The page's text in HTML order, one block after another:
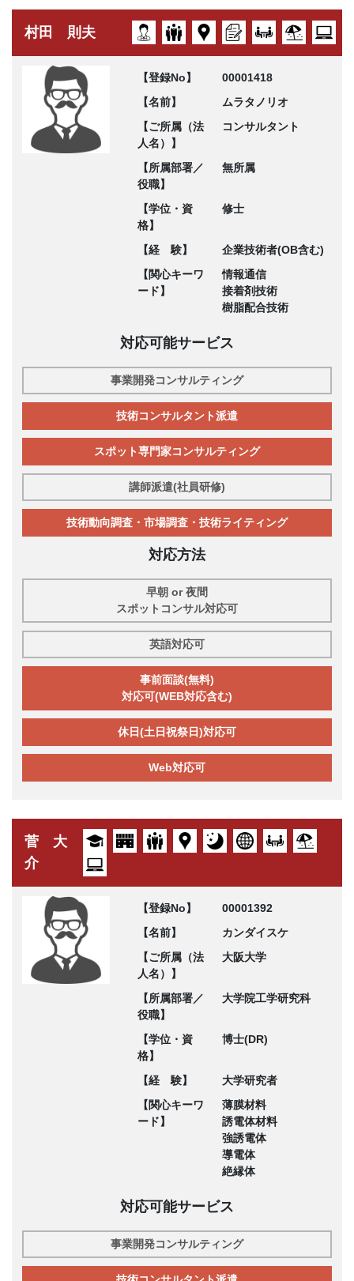
村田 則夫
【登録No】
00001418
【名前】
ムラタノリオ
【ご所属（法
人名）】
コンサルタント
【所属部署／
役職】
無所属
【学位・資
格】
修士
【経 験】
企業技術者(OB含む)
【関心キーワ
ード】
情報通信
接着剤技術
樹脂配合技術
対応可能サービス
事業開発コンサルティング
技術コンサルタント派遣
スポット専門家コンサルティング
講師派遣(社員研修)
技術動向調査・市場調査・技術ライティング
対応方法
早朝 or 夜間
スポットコンサル対応可
英語対応可
事前面談(無料)
対応可(WEB対応含む)
休日(土日祝祭日)対応可
Web対応可
菅 大
介
【登録No】
00001392
【名前】
カンダイスケ
【ご所属（法
人名）】
大阪大学
【所属部署／
役職】
大学院工学研究科
【学位・資
格】
博士(DR)
【経 験】
大学研究者
【関心キーワ
ード】
薄膜材料
誘電体材料
強誘電体
導電体
絶縁体
対応可能サービス
事業開発コンサルティング